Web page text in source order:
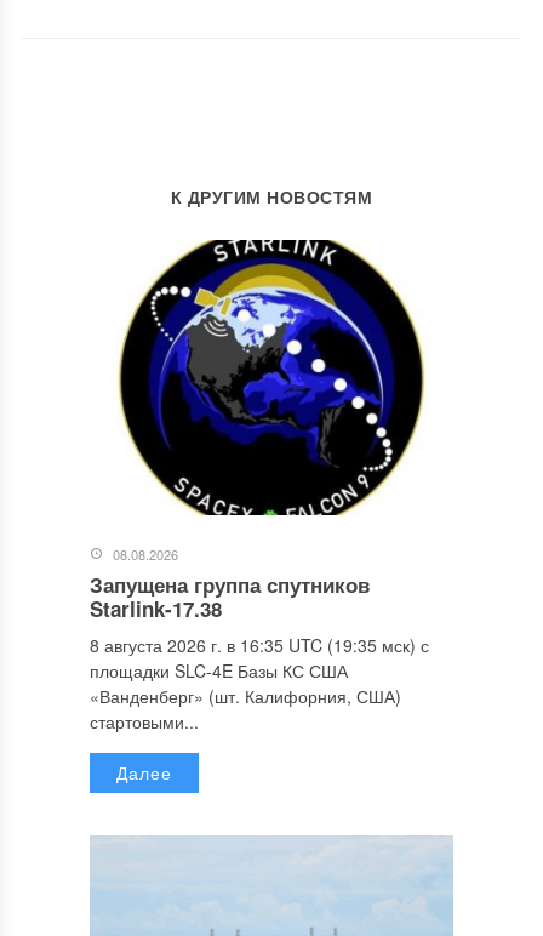
К ДРУГИМ НОВОСТЯМ
08.08.2026
Запущена группа спутников
Starlink-17.38
8 августа 2026 г. в 16:35 UTC (19:35 мск) с
площадки SLC-4E Базы КС США
«Ванденберг» (шт. Калифорния, США)
стартовыми...
Далее